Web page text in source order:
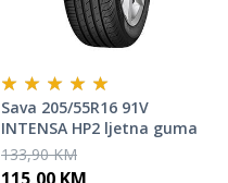
Sava 205/55R16 91V
INTENSA HP2 ljetna guma
133,90 KM